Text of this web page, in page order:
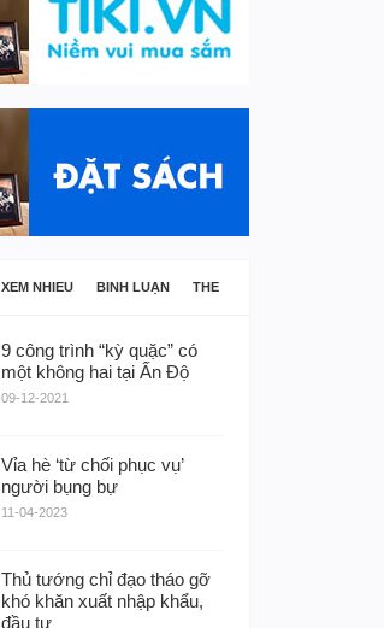
XEM NHIỀU BÌNH LUẬN THẺ
9 công trình “kỳ quặc” có
một không hai tại Ấn Độ
09-12-2021
Vỉa hè ‘từ chối phục vụ’
người bụng bự
11-04-2023
Thủ tướng chỉ đạo tháo gỡ
khó khăn xuất nhập khẩu,
đầu tư